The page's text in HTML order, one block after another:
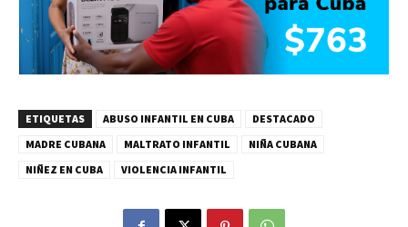
ETIQUETAS ABUSO INFANTIL EN CUBA
DESTACADO
MADRE CUBANA
MALTRATO INFANTIL
NIÑA CUBANA
NIÑEZ EN CUBA
VIOLENCIA INFANTIL